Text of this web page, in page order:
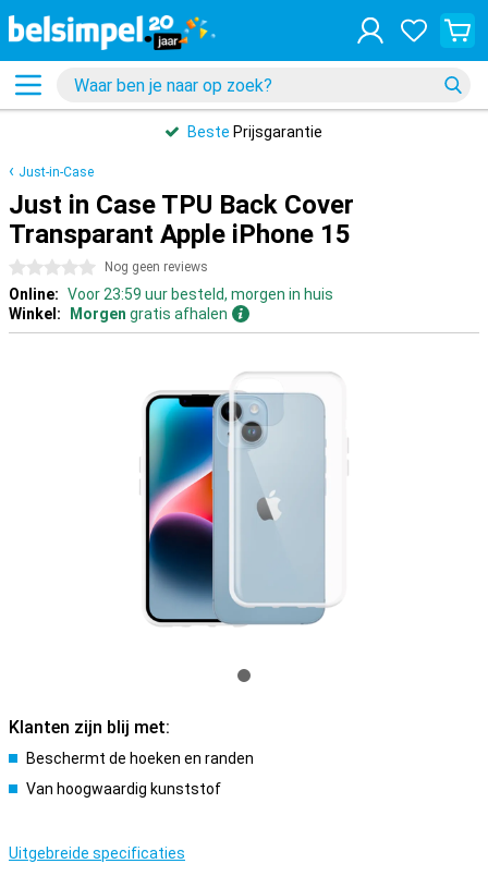
Beste Prijsgarantie
Just-in-Case
Just in Case TPU Back Cover
Transparant Apple iPhone 15
0 sterren Nog geen reviews
Online: Voor 23:59 uur besteld, morgen in huis
Winkel:
Morgen gratis afhalen
Klanten zijn blij met:
Beschermt de hoeken en randen
Van hoogwaardig kunststof
Uitgebreide specificaties